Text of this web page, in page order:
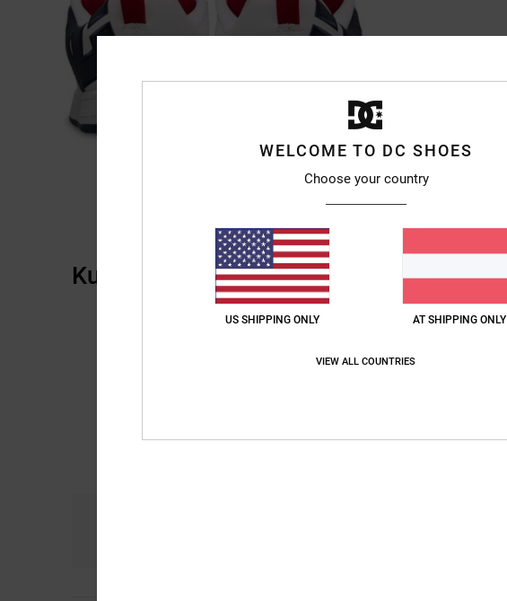
Kundenbewertungen
WELCOME TO DC SHOES
Choose your country
US SHIPPING ONLY AT SHIPPING ONLY
VIEW ALL COUNTRIES